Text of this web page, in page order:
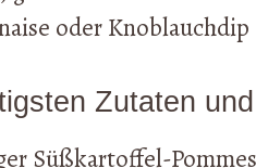
oder Knoblauchdip
Zutaten